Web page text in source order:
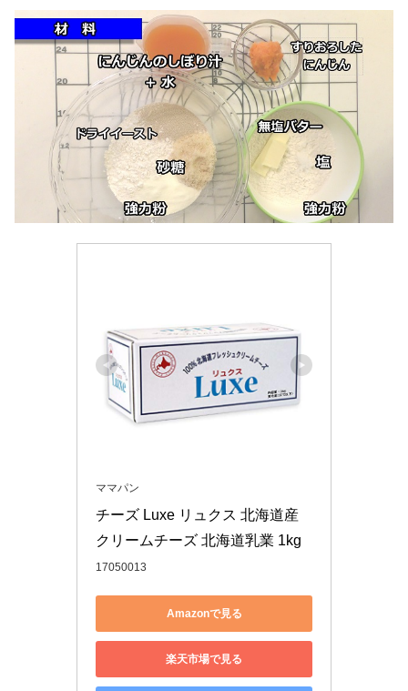
ママパン
チーズ Luxe リュクス 北海道産
クリームチーズ 北海道乳業 1kg
17050013
Amazonで見る
楽天市場で見る